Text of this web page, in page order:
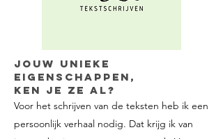
Jouw unieke
eigenschappen,
ken je ze al?
Voor het schrijven van de teksten heb ik een
persoonlijk verhaal nodig. Dat krijg ik van